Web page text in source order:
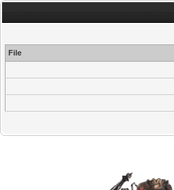
File